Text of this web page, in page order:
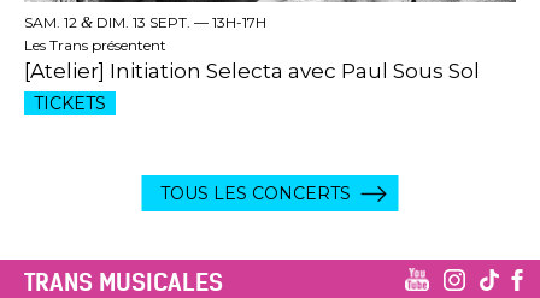
SAM. 12 & DIM. 13 SEPT. — 13H-17H
Les Trans présentent
[Atelier] Initiation Selecta avec Paul Sous Sol
TICKETS
TOUS LES CONCERTS
TRANS MUSICALES